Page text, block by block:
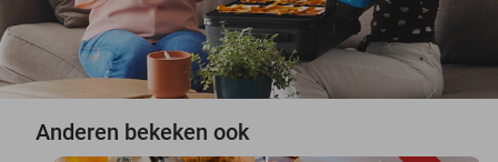
Anderen bekeken ook